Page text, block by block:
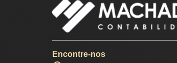
Encontre-nos